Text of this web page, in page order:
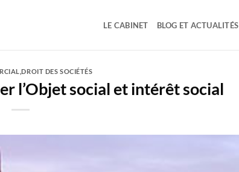
LE CABINET BLOG ET ACTUALITÉS
,DROIT DES SOCIÉTÉS
l’Objet social et intérêt social